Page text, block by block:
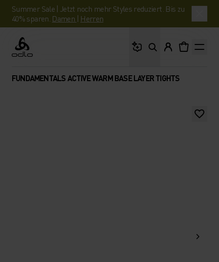
Summer Sale | Jetzt noch mehr Styles reduziert. Bis zu
40% sparen. Damen | Herren
Odlo
FUNDAMENTALS ACTIVE WARM BASE LAYER TIGHTS